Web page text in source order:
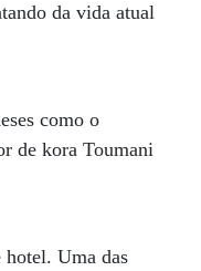
da vida atual
como o
de kora Toumani
Uma das